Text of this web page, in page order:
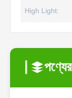
High Light:
পণ্যের